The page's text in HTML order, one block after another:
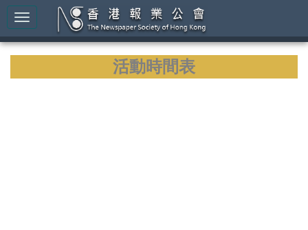
活動時間表